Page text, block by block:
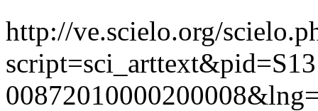
http://ve.scielo.org/